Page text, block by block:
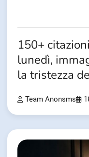
150+
lunedì,
la tristezza
Team Anonsms